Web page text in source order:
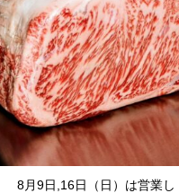
8月9日,16日（日）は営業し